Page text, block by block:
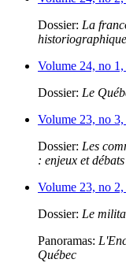
Dossier: La
historiographique
Volume 24, no
Dossier: Le
Volume 23, no
Dossier: Les
: enjeux et débats
Volume 23, no
Dossier: Le
Panoramas:
Québec